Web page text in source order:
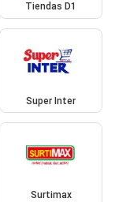
Tiendas D1
Super Inter
Surtimax